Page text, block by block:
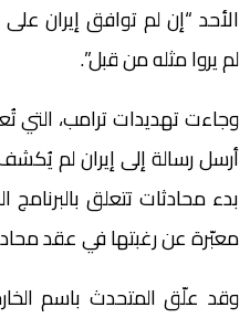
الأحد “إن لم توافق
لم يروا مثله من قبل”.
وجاءت تهديدات ترامب، التي
أرسل رسالة إلى إيران لم
بدء محادثات تتعلق بالبرنامج
معبّرة عن رغبتها في عقد
وقد علّق المتحدث باسم